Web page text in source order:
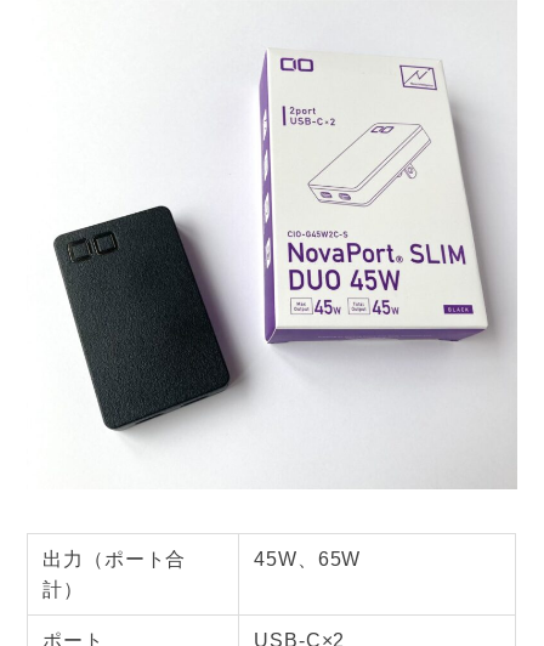
出力（ポート合
計）
45W、65W
ポート USB-C×2